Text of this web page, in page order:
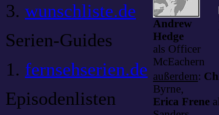
wunschliste.de
Serien-Guides
fernsehserien.de
Episodenlisten
Andrew
Hedge
als Officer
McEachern
außerdem:
Byrne,
Erica Frene